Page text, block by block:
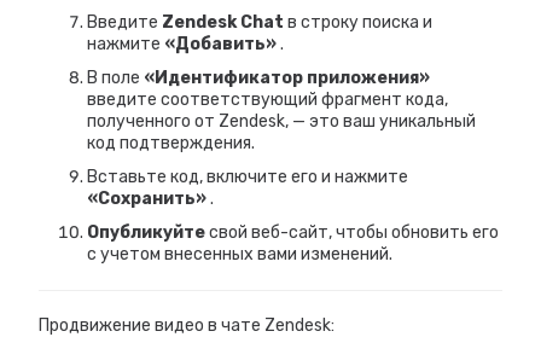
Введите Zendesk Chat в строку поиска и
нажмите «Добавить».
В поле «Идентификатор приложения»
введите соответствующий фрагмент кода,
полученного от Zendesk, — это ваш уникальный
код подтверждения.
Вставьте код, включите его и нажмите
«Сохранить».
Опубликуйтесвой веб-сайт, чтобы обновить его
с учетом внесенных вами изменений.
Продвижение видео в чате Zendesk: